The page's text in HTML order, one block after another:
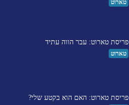
טארוט
פריסת טארוט: עבר הווה עתיד
טארוט
פריסת טארוט: האם הוא בקטע שלי?